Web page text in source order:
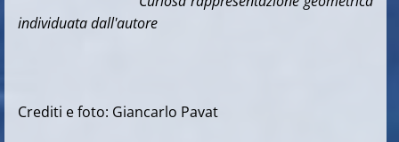
individuata dall'autore
Crediti e foto: Giancarlo Pavat